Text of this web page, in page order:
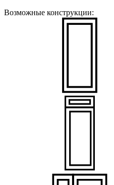
Возможные конструкции: